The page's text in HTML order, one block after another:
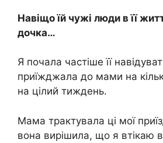
Навіщо їй чужі люди в її
дочка…
Я почала частіше її
приїжджала до мами на
на цілий тиждень.
Мама трактувала ці мої
вона вирішила, що я втікаю